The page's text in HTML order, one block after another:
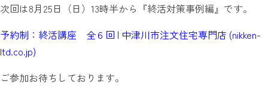
次回は8月25日（日）13時半から『終活対策事例編』です。
予約制：終活講座 全６回 | 中津川市注文住宅専門店 (nikken-
ltd.co.jp)
ご参加お待ちしております。